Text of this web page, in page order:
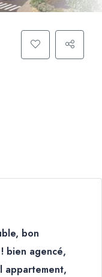
bon
bien agencé,
appartement,